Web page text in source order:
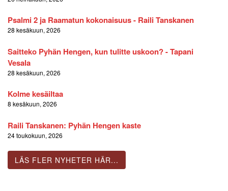
Psalmi 2 ja Raamatun kokonaisuus - Raili Tanskanen
28 kesäkuun, 2026
Saitteko Pyhän Hengen, kun tulitte uskoon? - Tapani
Vesala
28 kesäkuun, 2026
Kolme kesäiltaa
8 kesäkuun, 2026
Raili Tanskanen: Pyhän Hengen kaste
24 toukokuun, 2026
LÄS FLER NYHETER HÄR...